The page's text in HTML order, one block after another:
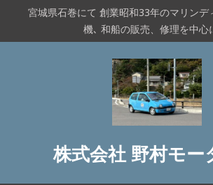
テ
宮城県石巻にて 創業昭和33年のマリンデ
機､ 和船の販売、修理を中心
株式会社 野村モー